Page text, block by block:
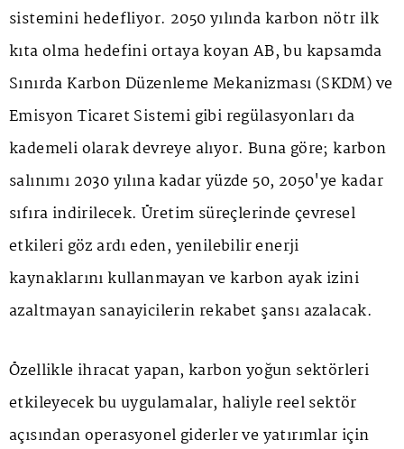
sistemini hedefliyor. 2050 yılında karbon nötr ilk
kıta olma hedefini ortaya koyan AB, bu kapsamda
Sınırda Karbon Düzenleme Mekanizması (SKDM) ve
Emisyon Ticaret Sistemi gibi regülasyonları da
kademeli olarak devreye alıyor. Buna göre; karbon
salınımı 2030 yılına kadar yüzde 50, 2050'ye kadar
sıfıra indirilecek. Üretim süreçlerinde çevresel
etkileri göz ardı eden, yenilebilir enerji
kaynaklarını kullanmayan ve karbon ayak izini
azaltmayan sanayicilerin rekabet şansı azalacak.
Özellikle ihracat yapan, karbon yoğun sektörleri
etkileyecek bu uygulamalar, haliyle reel sektör
açısından operasyonel giderler ve yatırımlar için